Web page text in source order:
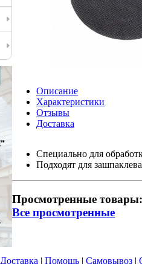
Описание
Характеристики
Отзывы
Доставка
Специально для
Подходят для
Просмотренные товары:
Все просмотренные
Доставка | Помощь | Самовывоз |